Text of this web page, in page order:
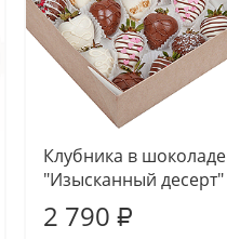
Клубника в шоколаде
"Изысканный десерт"
2 790 ₽